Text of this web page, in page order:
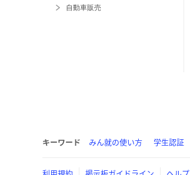
自動車販売
キーワード みん就の使い方 学生認証